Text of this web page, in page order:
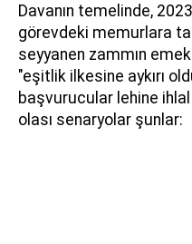
Davanın temelinde,
görevdeki memurlara
seyyanen zammın
"eşitlik ilkesine aykırı
başvurucular lehine
olası senaryolar şunlar: